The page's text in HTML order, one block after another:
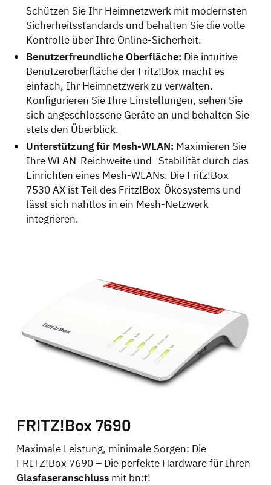
Schützen Sie Ihr Heimnetzwerk mit modernsten
Sicherheitsstandards und behalten Sie die volle
Kontrolle über Ihre Online-Sicherheit.
Benutzerfreundliche Oberfläche: Die intuitive
Benutzeroberfläche der Fritz!Box macht es
einfach, Ihr Heimnetzwerk zu verwalten.
Konfigurieren Sie Ihre Einstellungen, sehen Sie
sich angeschlossene Geräte an und behalten Sie
stets den Überblick.
Unterstützung für Mesh-WLAN: Maximieren Sie
Ihre WLAN-Reichweite und -Stabilität durch das
Einrichten eines Mesh-WLANs. Die Fritz!Box
7530 AX ist Teil des Fritz!Box-Ökosystems und
lässt sich nahtlos in ein Mesh-Netzwerk
integrieren.
FRITZ!Box 7690
Maximale Leistung, minimale Sorgen: Die
FRITZ!Box 7690 – Die perfekte Hardware für Ihren
Glasfaseranschluss mit bn:t!